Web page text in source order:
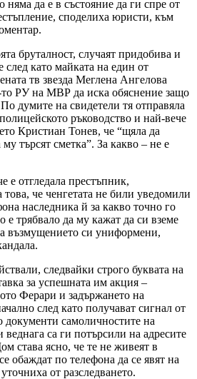
да е в състояние да ги спре от
споделиха юристи, към
бруталност, случаят придобива и
като майката на един от
тв звезда Меглена Ангелова
то РУ на МВР да иска обяснение защо
думите на свидетели тя отправяла
ръководство и най-вече
Кристиан Тонев, че “щяла да
търсят сметка”. За какво – не е
е отгледала престъпник,
това, че ченгетата не били уведомили
наследника й за какво точно го
е трябвало да му кажат да си вземе
възмущението си униформени,
следвайки строго буквата на
за успешната им акция –
Ферари и задържането на
след като получават сигнал от
документи самоличностите на
са ги потърсили на адресите
става ясно, че те не живеят в
обаждат по телефона да се явят на
от разследването.